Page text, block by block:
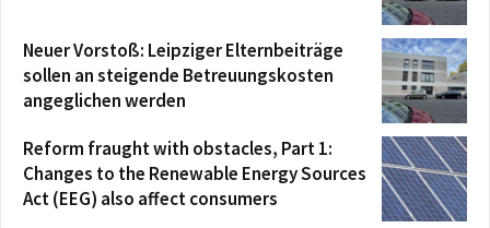
Neuer Vorstoß: Leipziger Elternbeiträge
sollen an steigende Betreuungskosten
angeglichen werden
Reform fraught with obstacles, Part 1:
Changes to the Renewable Energy Sources
Act (EEG) also affect consumers